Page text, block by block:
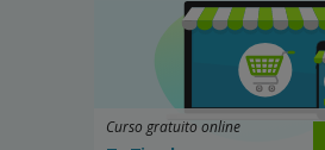
Curso gratuito online